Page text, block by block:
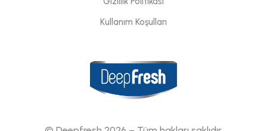
Kullanım Koşulları